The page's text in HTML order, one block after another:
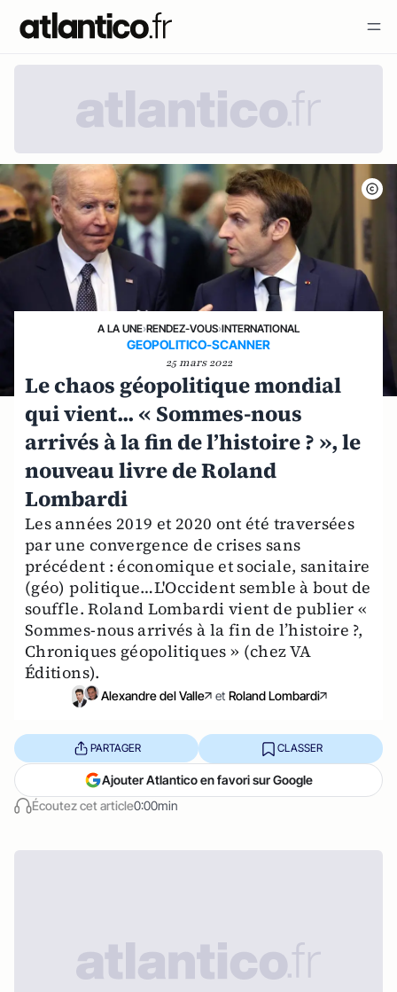
A LA UNE›RENDEZ-VOUS›INTERNATIONAL
GEOPOLITICO-SCANNER
25 mars 2022
Le chaos géopolitique mondial
qui vient... « Sommes-nous
arrivés à la fin de l’histoire ? », le
nouveau livre de Roland
Lombardi
Les années 2019 et 2020 ont été traversées
par une convergence de crises sans
précédent : économique et sociale, sanitaire
(géo) politique…L'Occident semble à bout de
souffle. Roland Lombardi vient de publier «
Sommes-nous arrivés à la fin de l’histoire ?,
Chroniques géopolitiques » (chez VA
Éditions).
Alexandre del Valle et Roland Lombardi
Écoutez cet article0:00min
PARTAGER CLASSER
Ajouter Atlantico en favori sur Google